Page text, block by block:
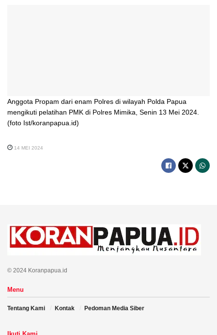
Anggota Propam dari enam Polres di wilayah Polda Papua
mengikuti pelatihan PMK di Polres Mimika, Senin 13 Mei 2024.
(foto Ist/koranpapua.id)
14 MEI 2024
© 2024 Koranpapua.id
Menu
Tentang Kami Kontak Pedoman Media Siber